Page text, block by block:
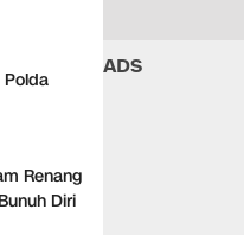
Polda
Renang
Diri
ADS